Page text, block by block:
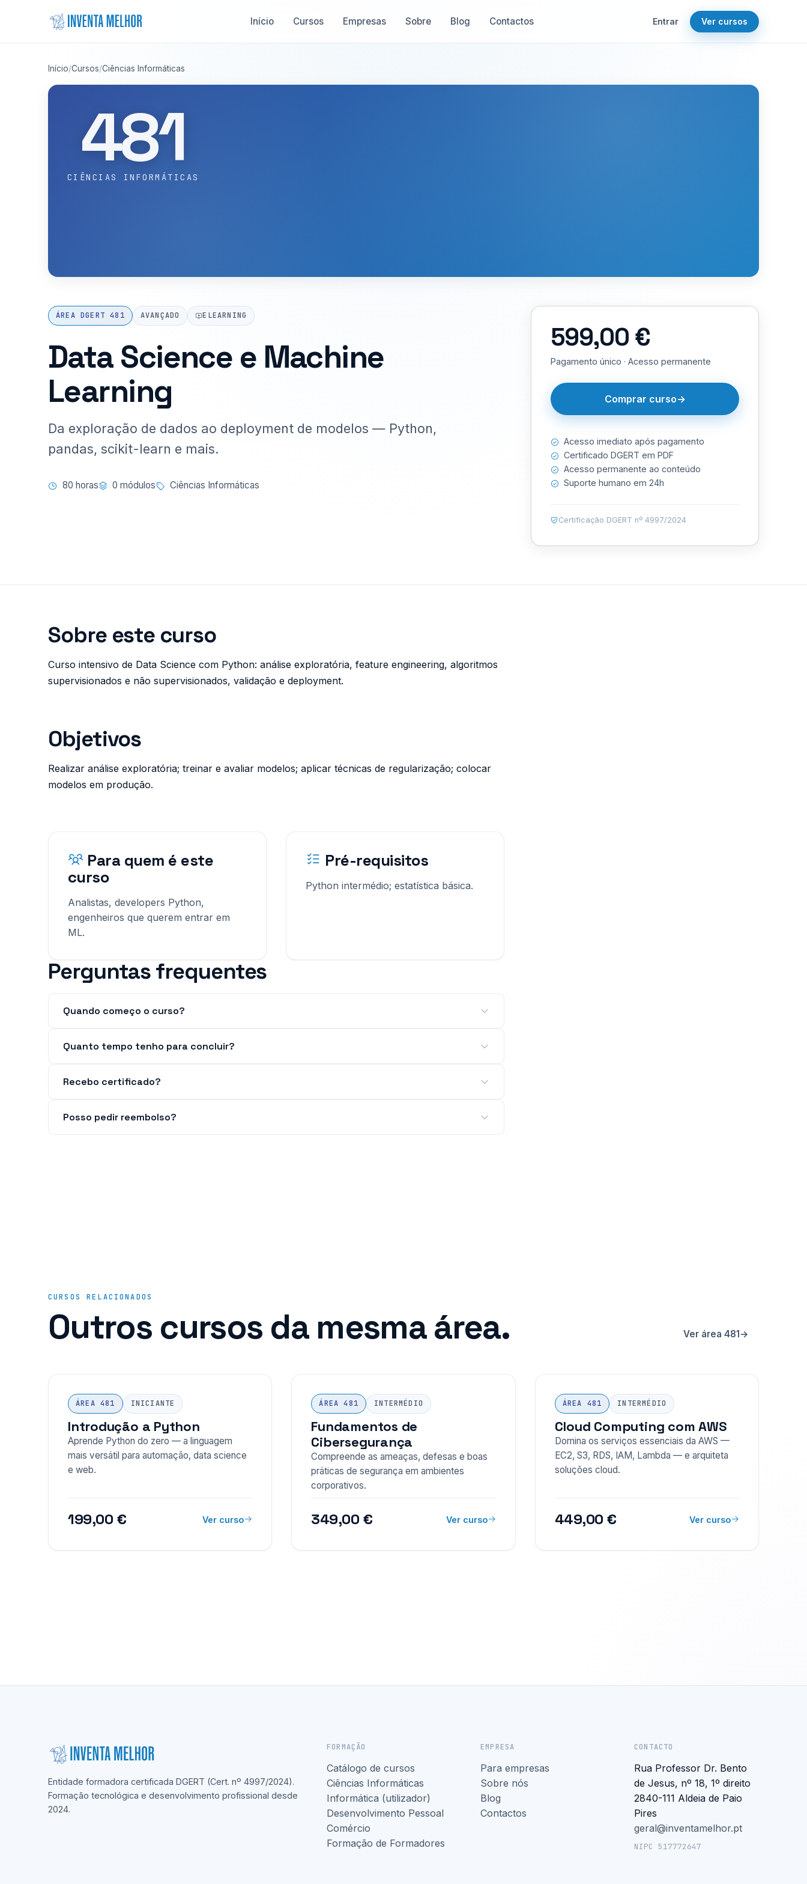
Saltar para o conteúdo Início Cursos Empresas Sobre Blog Contactos Entrar Ver cursos
Início/Cursos/Ciências Informáticas
481
CIÊNCIAS INFORMÁTICAS
ÁREA DGERT 481 AVANÇADO ELEARNING
Data Science e Machine
Learning
Da exploração de dados ao deployment de modelos — Python,
pandas, scikit-learn e mais.
80 horas 0 módulos Ciências Informáticas
599,00 €
Pagamento único · Acesso permanente
Comprar curso
Acesso imediato após pagamento
Certificado DGERT em PDF
Acesso permanente ao conteúdo
Suporte humano em 24h
Certificação DGERT nº 4997/2024
Sobre este curso
Curso intensivo de Data Science com Python: análise exploratória, feature engineering, algoritmos
supervisionados e não supervisionados, validação e deployment.
Objetivos
Realizar análise exploratória; treinar e avaliar modelos; aplicar técnicas de regularização; colocar
modelos em produção.
Para quem é este
curso
Analistas, developers Python,
engenheiros que querem entrar em
ML.
Pré-requisitos
Python intermédio; estatística básica.
Perguntas frequentes
Quando começo o curso?
Quanto tempo tenho para concluir?
Recebo certificado?
Posso pedir reembolso?
CURSOS RELACIONADOS
Outros cursos da mesma área. Ver área 481
ÁREA 481 INICIANTE
Introdução a Python
Aprende Python do zero — a linguagem
mais versátil para automação, data science
e web.
199,00 € Ver curso
ÁREA 481 INTERMÉDIO
Fundamentos de
Cibersegurança
Compreende as ameaças, defesas e boas
práticas de segurança em ambientes
corporativos.
349,00 € Ver curso
ÁREA 481 INTERMÉDIO
Cloud Computing com AWS
Domina os serviços essenciais da AWS —
EC2, S3, RDS, IAM, Lambda — e arquiteta
soluções cloud.
449,00 € Ver curso
Entidade formadora certificada DGERT (Cert. nº 4997/2024).
Formação tecnológica e desenvolvimento profissional desde
2024.
FORMAÇÃO
Catálogo de cursos
Ciências Informáticas
Informática (utilizador)
Desenvolvimento Pessoal
Comércio
Formação de Formadores
EMPRESA
Para empresas
Sobre nós
Blog
Contactos
CONTACTO
Rua Professor Dr. Bento
de Jesus, nº 18, 1º direito
2840-111 Aldeia de Paio
Pires
geral@inventamelhor.pt
NIPC 517772647